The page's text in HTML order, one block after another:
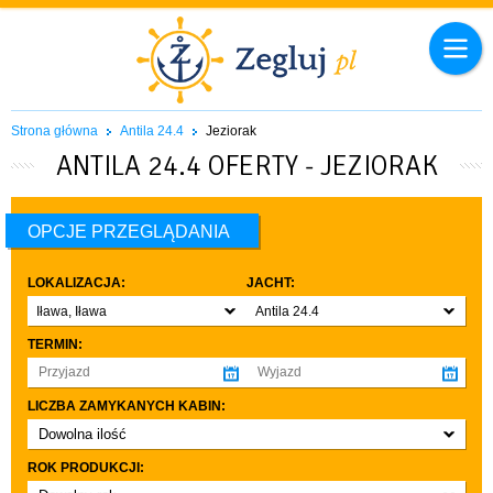
Strona główna Antila 24.4 Jeziorak
ANTILA 24.4 OFERTY - JEZIORAK
OPCJE PRZEGLĄDANIA
LOKALIZACJA:
Iława, Iława
JACHT:
Antila 24.4
TERMIN:
LICZBA ZAMYKANYCH KABIN:
Dowolna ilość
co najmniej 1
co najmniej 2
ROK PRODUKCJI: